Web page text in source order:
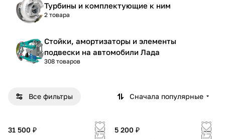
Турбины и комплектующие к ним
2 товара
Стойки, амортизаторы и элементы
подвески на автомобили Лада
308 товаров
Все фильтры Сначала популярные
31 500 ₽
5 200 ₽